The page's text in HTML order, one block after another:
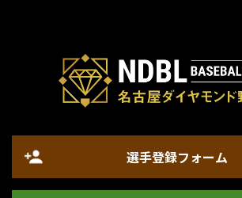
選手登録フォーム